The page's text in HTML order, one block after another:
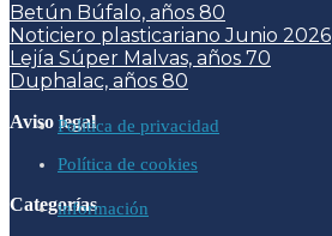
Betún Búfalo, años 80
Noticiero plasticariano Junio 2026
Lejía Súper Malvas, años 70
Duphalac, años 80
Aviso legalPolítica de privacidad
Política de cookies
Categoríasinformación